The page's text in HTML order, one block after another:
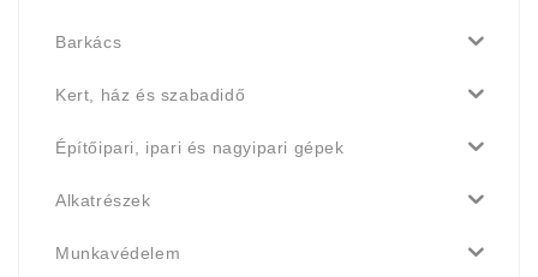
Barkács
Kert, ház és szabadidő
Építőipari, ipari és nagyipari gépek
Alkatrészek
Munkavédelem